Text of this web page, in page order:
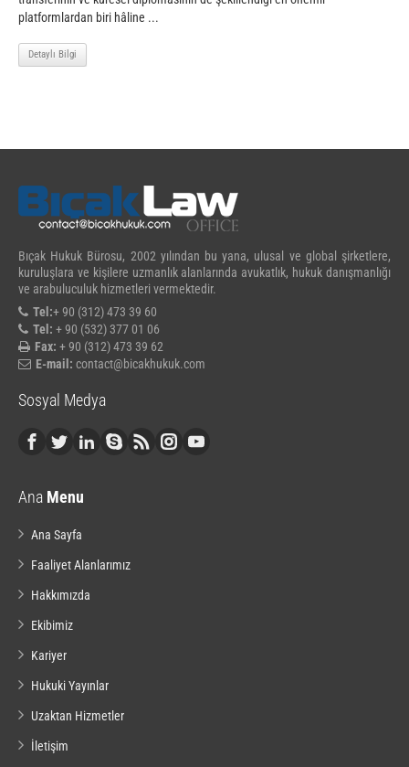
platformlardan biri hâline ...
Detaylı Bilgi
Bıçak Hukuk Bürosu, 2002 yılından bu yana, ulusal ve global şirketlere,
kuruluşlara ve kişilere uzmanlık alanlarında avukatlık, hukuk danışmanlığı
ve arabuluculuk hizmetleri vermektedir.
Tel:+ 90 (312) 473 39 60
Tel: + 90 (532) 377 01 06
Fax: + 90 (312) 473 39 62
E-mail: contact@bicakhukuk.com
Sosyal Medya
Ana Menu
Ana Sayfa
Faaliyet Alanlarımız
Hakkımızda
Ekibimiz
Kariyer
Hukuki Yayınlar
Uzaktan Hizmetler
İletişim